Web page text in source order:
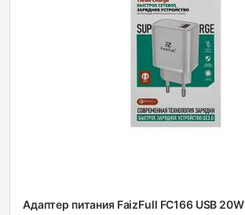
Адаптер питания FaizFull FC166 USB 20W